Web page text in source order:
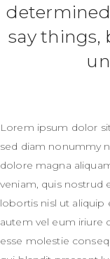
say things,
Lorem ipsum dolor
sed diam nonummy
dolore magna
veniam, quis nostrud
lobortis nisl ut
autem vel eum iriure
esse molestie